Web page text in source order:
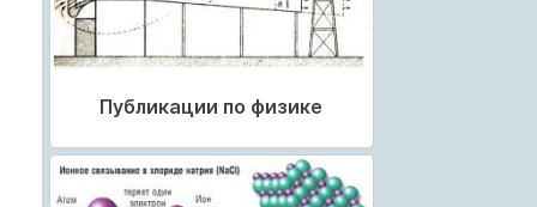
Публикации по физике